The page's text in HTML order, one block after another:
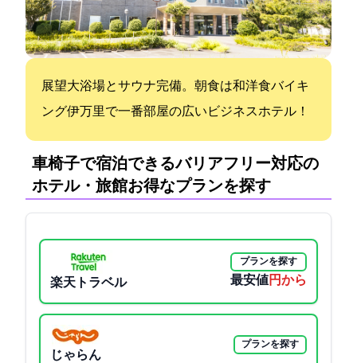
展望大浴場とサウナ完備。朝食は和洋食バイキ
ング!伊万里で一番部屋の広いビジネスホテル！
車椅子で宿泊できるバリアフリー対応の
ホテル・旅館:お得なプランを探す
楽天トラベル
プランを探す
最安値4100円から
じゃらん
プランを探す